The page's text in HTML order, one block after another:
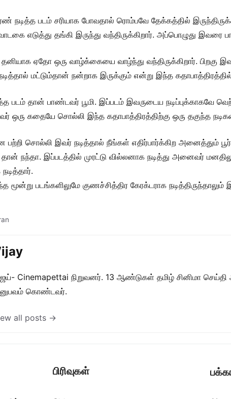
நடித்த படம் சரியாக போவதால் ரொம்பவே தேக்கத்தில்
எடுத்து தங்கி இருந்து வந்திருக்கிறார். அப்பொழுது இவரை
ஏதோ ஒரு வாழ்க்கையை வாழ்ந்து வந்திருக்கிறார்.
மட்டும்தான் நன்றாக இருக்கும் என்று இந்த கதாபாத்திரத்தில்
படம் தான் பாண்டவர் பூமி. இப்படம் இவருடைய
ஒரு கதையே சொல்லி இந்த கதாபாத்திரத்திற்கு ஒரு தகுந்த
பற்றி சொல்லி இவர் நடித்தால் நீங்கள் எதிர்பார்க்கிற அனைத்தும்
தான் நந்தா. இப்படத்தில் முரட்டு வில்லனாக நடித்து அனைவர்
மூன்று படங்களிலுமே குணச்சித்திர கேரக்டராக நடித்திருந்தாலும்
Cinemapettai நிறுவனர். 13 ஆண்டுகள் தமிழ் சினிமா செய்தி
கொண்டவர்.
all posts →
பிரிவுகள்